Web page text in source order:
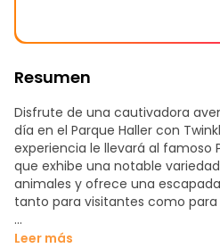
Resumen
Disfrute de una cautivadora
día en el Parque Haller con
experiencia le llevará al famoso
que exhibe una notable
animales y ofrece una
tanto para visitantes como para
Tenga en cuenta que las
Leer más